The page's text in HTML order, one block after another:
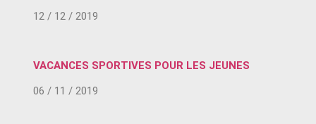
12 / 12 / 2019
VACANCES SPORTIVES POUR LES JEUNES
06 / 11 / 2019